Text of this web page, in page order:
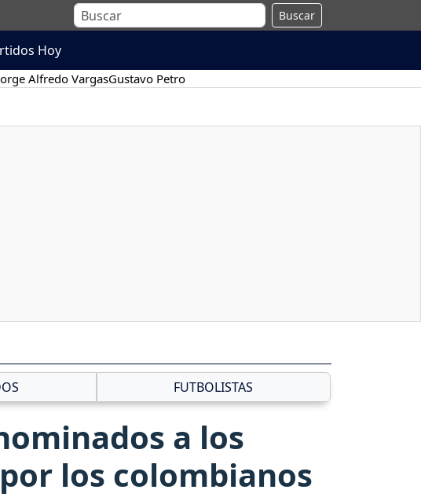
Buscar
Hoy
Alfredo VargasGustavo Petro
FUTBOLISTAS
a los
los colombianos